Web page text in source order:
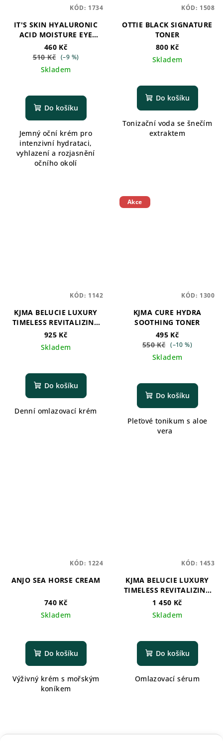
IT'S SKIN HYALURONIC
ACID MOISTURE EYE
CREAM
460 Kč
510 Kč (–9 %)
Skladem
Do košíku
Jemný oční krém pro
intenzivní hydrataci,
vyhlazení a rozjasnění
očního okolí
KÓD: 1734
OTTIE BLACK SIGNATURE
TONER
800 Kč
Skladem
Do košíku
Tonizační voda se šnečím
extraktem
KÓD: 1508
KJMA BELUCIE LUXURY
TIMELESS REVITALIZING
DAY CREAM
925 Kč
Skladem
Do košíku
Denní omlazovací krém
KÓD: 1142
Akce
KJMA CURE HYDRA
SOOTHING TONER
495 Kč
550 Kč (–10 %)
Skladem
Do košíku
Pleťové tonikum s aloe
vera
KÓD: 1300
ANJO SEA HORSE CREAM
740 Kč
Skladem
Do košíku
Výživný krém s mořským
koníkem
KÓD: 1224
KJMA BELUCIE LUXURY
TIMELESS REVITALIZING
SERUM
1 450 Kč
Skladem
Do košíku
Omlazovací sérum
KÓD: 1453